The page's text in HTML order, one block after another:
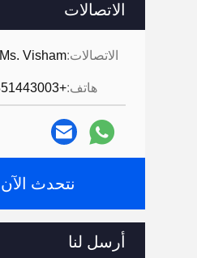
الاتصالات
الاتصالات:Ms. Visham
هاتف:+8613851443003
نتحدث الآن
أرسل لنا